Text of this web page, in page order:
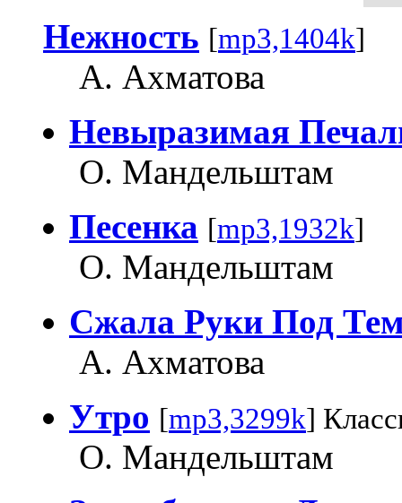
Нежность [mp3,1404k]
А. Ахматова
Невыразимая
О. Мандельштам
Песенка [mp3,1932k]
О. Мандельштам
Сжала Руки Под
А. Ахматова
Утро [mp3,3299k]
О. Мандельштам